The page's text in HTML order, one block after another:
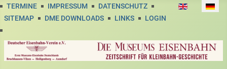
TERMINE IMPRESSUM
DATENSCHUTZ
SITEMAP
DME DOWNLOADS LINKS LOGIN
Sprache